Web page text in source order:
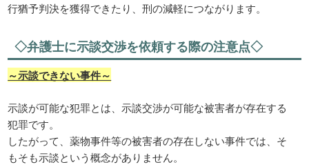
行猶予判決を獲得できたり、刑の減軽につながります。
◇弁護士に示談交渉を依頼する際の注意点◇
～示談できない事件～
示談が可能な犯罪とは、示談交渉が可能な被害者が存在する
犯罪です。
したがって、薬物事件等の被害者の存在しない事件では、そ
もそも示談という概念がありません。